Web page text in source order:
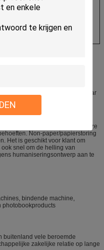
vele soorten documenten
taai document, maar
pocketboeken, dossiers,
tweetalige vertoning. Meerkeuze
Non-paper/papierstoring
Het is geschikt voor klant om
snel om de helling van
humaniseringsontwerp aan te
bindende machine,
photobookproducts
buitenland vele beroemde
zakelijke relatie op lange